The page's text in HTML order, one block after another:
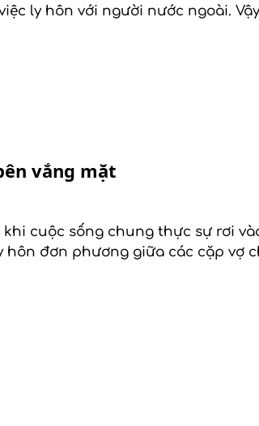
ly hôn với người nước ngoài.
vắng mặt
cuộc sống chung thực sự rơi
đơn phương giữa các cặp vợ